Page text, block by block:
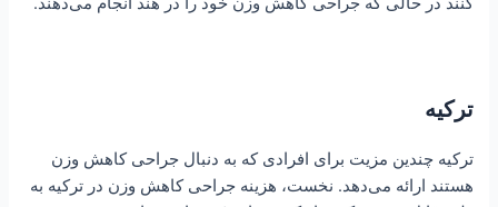
ترکیه
ترکیه چندین مزیت برای افرادی که به دنبال جراحی کاهش وزن
هستند ارائه می‌دهد. نخست، هزینه جراحی کاهش وزن در ترکیه به